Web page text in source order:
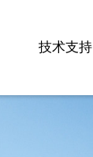
技术支持